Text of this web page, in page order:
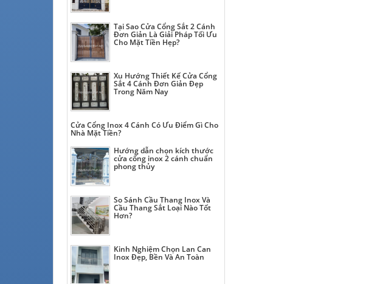
Tại Sao Cửa Cổng Sắt 2 Cánh
Đơn Giản Là Giải Pháp Tối Ưu
Cho Mặt Tiền Hẹp?
Xu Hướng Thiết Kế Cửa Cổng
Sắt 4 Cánh Đơn Giản Đẹp
Trong Năm Nay
Cửa Cổng Inox 4 Cánh Có Ưu Điểm Gì Cho
Nhà Mặt Tiền?
Hướng dẫn chọn kích thước
cửa cổng inox 2 cánh chuẩn
phong thủy
So Sánh Cầu Thang Inox Và
Cầu Thang Sắt Loại Nào Tốt
Hơn?
Kinh Nghiệm Chọn Lan Can
Inox Đẹp, Bền Và An Toàn